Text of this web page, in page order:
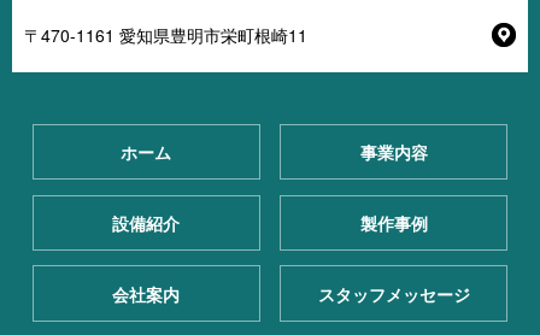
〒470-1161 愛知県豊明市栄町根崎11
ホーム 事業内容
設備紹介 製作事例
会社案内 スタッフメッセージ